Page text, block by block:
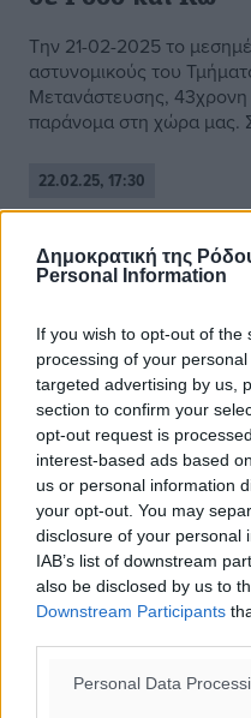
Δημοκρατική της
Personal Information
If you wish to opt-out of
processing of your
targeted advertising by us,
section to confirm your
opt-out request is
interest-based ads based
us or personal information
your opt-out. You may
disclosure of your personal
IAB’s list of downstream
also be disclosed by us to
Downstream Participants
Personal Data
Την 21-02-2025 το
αστυνομικούς του
Μετανάστευσης, 43χρονη
παράνομα στη χώρα μας.
22.02.25, 17:30
Ναυταθλητικός
Καστελλορίζου: